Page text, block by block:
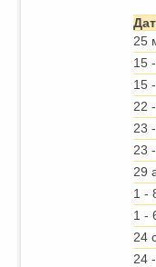
25
15 -
15 -
22 -
23 -
23 -
29
1 -
1 -
24
24 -